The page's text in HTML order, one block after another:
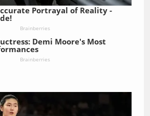
Portrayal of Reality -
Brainberries
Demi Moore's Most
Brainberries